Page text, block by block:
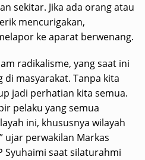
sekitar. Jika ada orang atau
mencurigakan,
ke aparat berwenang.
radikalisme, yang saat ini
masyarakat. Tanpa kita
jadi perhatian kita semua.
pelaku yang semua
ini, khususnya wilayah
ujar perwakilan Markas
Syuhaimi saat silaturahmi